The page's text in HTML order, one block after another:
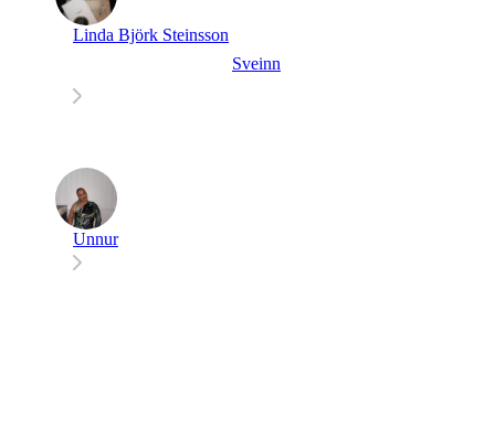
Linda Björk Steinsson
Sveinn
Unnur